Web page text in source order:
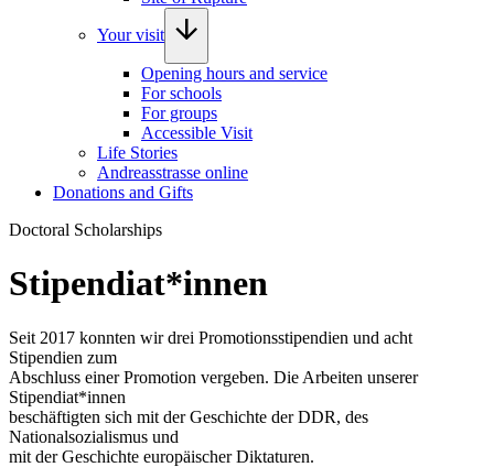
Your visit
Opening hours and service
For schools
For groups
Accessible Visit
Life Stories
Andreasstrasse online
Donations and Gifts
Doctoral Scholarships
Stipendiat*innen
Seit 2017 konnten wir drei Promotionsstipendien und acht
Stipendien zum
Abschluss einer Promotion vergeben. Die Arbeiten unserer
Stipendiat*innen
beschäftigten sich mit der Geschichte der DDR, des
Nationalsozialismus und
mit der Geschichte europäischer Diktaturen.